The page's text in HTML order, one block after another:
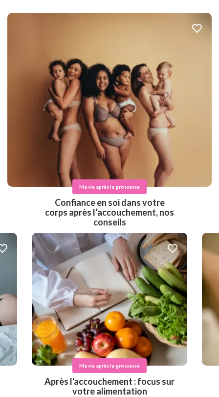
Ma vie après la grossesse
Confiance en soi dans votre
corps après l’accouchement, nos
conseils
Ma vie après la grossesse
Après l'accouchement : focus sur
votre alimentation